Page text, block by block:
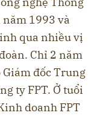
1993 và
qua nhiều vị
Chỉ 2 năm
Giám đốc Trung
ty FPT. Ở tuổi
doanh FPT